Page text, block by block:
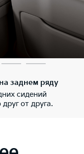
заднем ряду
сидений
от друга.